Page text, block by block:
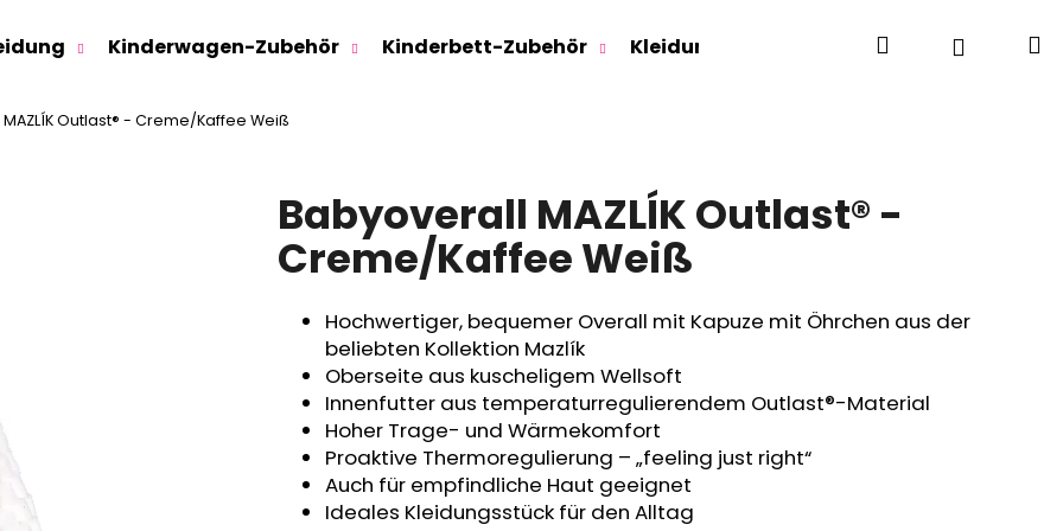
Kinderwagen-Zubehör Kinderbett-Zubehör Kleidung für Jugendliche Für
SuchenLogin
Outlast® - Creme/Kaffee Weiß
Babyoverall MAZLÍK Outlast® -
Creme/Kaffee Weiß
Hochwertiger, bequemer Overall mit Kapuze mit Öhrchen aus der
beliebten Kollektion Mazlík
Oberseite aus kuscheligem Wellsoft
Innenfutter aus temperaturregulierendem Outlast®-Material
Hoher Trage- und Wärmekomfort
Proaktive Thermoregulierung – „feeling just right“
Auch für empfindliche Haut geeignet
Ideales Kleidungsstück für den Alltag
Was suchen Sie?
SUCHEN
- DENIM LÖWE
KINDERSITZUNTERLAGE OUTLAST® -